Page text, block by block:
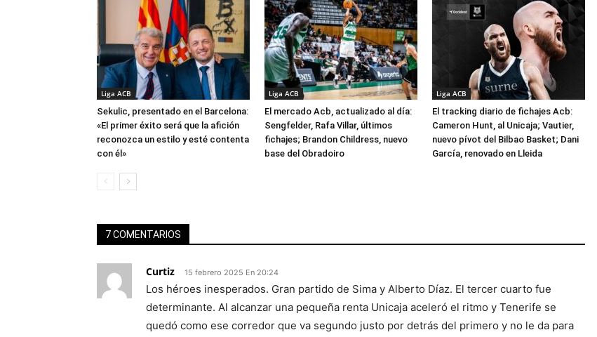
Liga ACB
Sekulic, presentado en el Barcelona:
«El primer éxito será que la afición
reconozca un estilo y esté contenta
con él»
Liga ACB
El mercado Acb, actualizado al día:
Sengfelder, Rafa Villar, últimos
fichajes; Brandon Childress, nuevo
base del Obradoiro
Liga ACB
El tracking diario de fichajes Acb:
Cameron Hunt, al Unicaja; Vautier,
nuevo pívot del Bilbao Basket; Dani
García, renovado en Lleida
7 COMENTARIOS
Curtiz 15 febrero 2025 En 20:24
Los héroes inesperados. Gran partido de Sima y Alberto Díaz. El tercer cuarto fue
determinante. Al alcanzar una pequeña renta Unicaja aceleró el ritmo y Tenerife se
quedó como ese corredor que va segundo justo por detrás del primero y no le da para